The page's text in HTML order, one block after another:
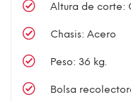
Altura de corte:
Chasis: Acero
Peso: 36 kg.
Bolsa